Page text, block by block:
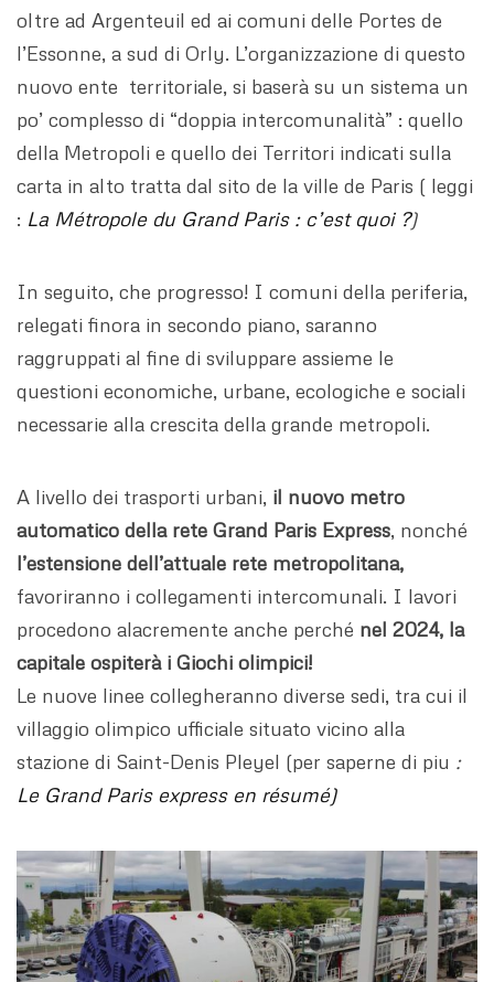
oltre ad Argenteuil ed ai comuni delle Portes de
l’Essonne, a sud di Orly. L’organizzazione di questo
nuovo ente territoriale, si baserà su un sistema un
po’ complesso di “doppia intercomunalità” : quello
della Metropoli e quello dei Territori indicati sulla
carta in alto tratta dal sito de la ville de Paris ( leggi
: La Métropole du Grand Paris : c’est quoi ?)
In seguito, che progresso! I comuni della periferia,
relegati finora in secondo piano, saranno
raggruppati al fine di sviluppare assieme le
questioni economiche, urbane, ecologiche e sociali
necessarie alla crescita della grande metropoli.
A livello dei trasporti urbani, il nuovo metro
automatico della rete Grand Paris Express, nonché
l’estensione dell’attuale rete metropolitana,
favoriranno i collegamenti intercomunali. I lavori
procedono alacremente anche perché nel 2024, la
capitale ospiterà i Giochi olimpici!
Le nuove linee collegheranno diverse sedi, tra cui il
villaggio olimpico ufficiale situato vicino alla
stazione di Saint-Denis Pleyel (per saperne di piu :
Le Grand Paris express en résumé)